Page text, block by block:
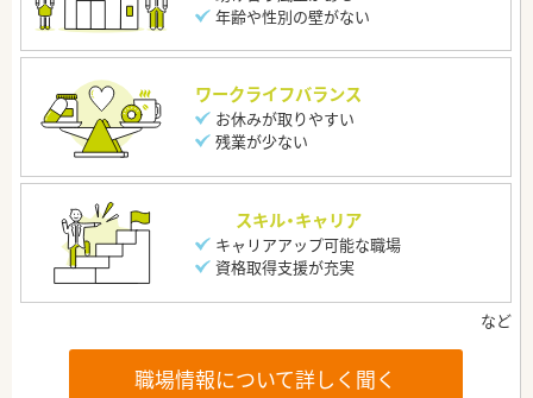
年齢や性別の壁がない
ワークライフバランス
お休みが取りやすい
残業が少ない
スキル・キャリア
キャリアアップ可能な職場
資格取得支援が充実
職場情報について詳しく聞く